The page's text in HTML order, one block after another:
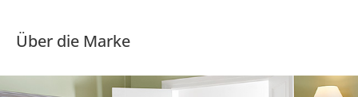
Über die Marke